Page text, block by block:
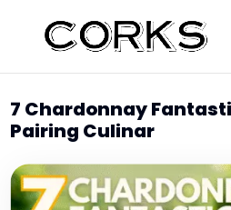
7 Chardonnay
Pairing Culinar